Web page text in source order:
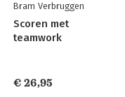
Bram Verbruggen
Scoren met
teamwork
€ 26,95